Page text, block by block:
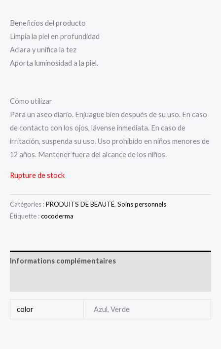
Beneficios del producto
Limpia la piel en profundidad
Aclara y unifica la tez
Aporta luminosidad a la piel.
Cómo utilizar
Para un aseo diario. Enjuague bien después de su uso. En caso
de contacto con los ojos, lávense inmediata. En caso de
irritación, suspenda su uso. Uso prohibido en niños menores de
12 años. Mantener fuera del alcance de los niños.
Rupture de stock
Catégories :PRODUITS DE BEAUTÉ, Soins personnels
Étiquette :cocoderma
Informations complémentaires
color Azul, Verde